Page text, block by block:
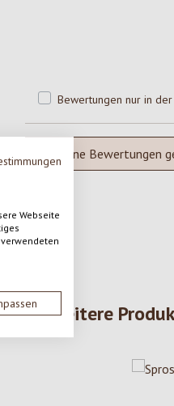
Webseite
Bewertungen nur in
Keine Bewertungen
Weitere